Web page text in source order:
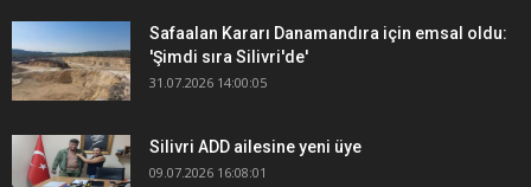
Safaalan Kararı Danamandıra için emsal oldu:
'Şimdi sıra Silivri'de'
31.07.2026 14:00:05
Silivri ADD ailesine yeni üye
09.07.2026 16:08:01